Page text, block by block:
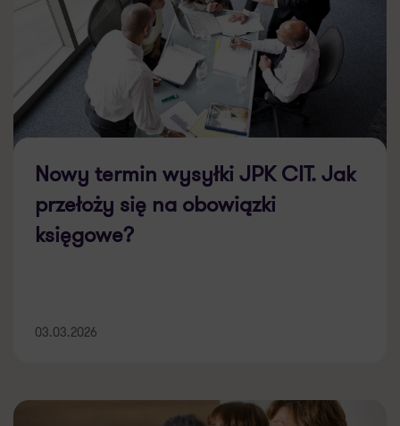
Nowy termin wysyłki JPK CIT. Jak
przełoży się na obowiązki
księgowe?
03.03.2026